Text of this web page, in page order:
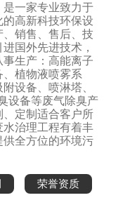
是一家专业致力于
高新科技环保设
销售、售后、技
国外先进技术，
生产：高能离子
植物液喷雾系
设备、喷淋塔、
设备等废气除臭产
定制适合客户所
治理工程有着丰
全方位的环境污
荣誉资质